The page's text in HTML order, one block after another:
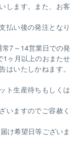
します。また、お客
払い後の発注となり
7～14営業日での発
1ヶ月以上のおまたせ
はいたしかねます。
ト生産待ちもしくは
いますのでご容赦く
け希望日等ございま